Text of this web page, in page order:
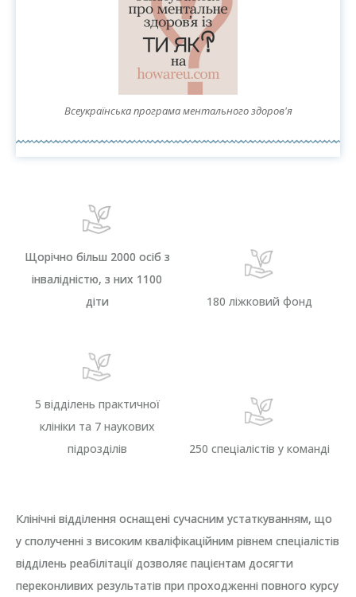
Всеукраїнська програма ментального здоров'я
Щорічно більш 2000 осіб з
інвалідністю, з них 1100
діти
180 ліжковий фонд
5 відділень практичної
клініки та 7 наукових
підрозділів
250 спеціалістів у команді
Клінічні відділення оснащені сучасним устаткуванням, що
у сполученні з високим кваліфікаційним рівнем спеціалістів
відділень реабілітації дозволяє пацієнтам досягти
переконливих результатів при проходженні повного курсу